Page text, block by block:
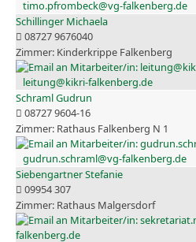
timo.pfrombeck@vg-falkenberg.de
Schillinger Michaela
08727 9676040
Kinderkrippe Falkenberg
leitung@kikri-falkenberg.de
Schraml Gudrun
08727 9604-16
Rathaus Falkenberg N 1
gudrun.schraml@vg-falkenberg.de
Siebengartner Stefanie
09954 307
Rathaus Malgersdorf